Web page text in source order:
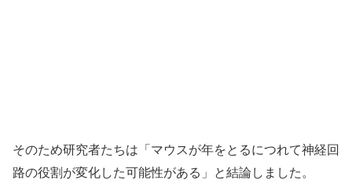
そのため研究者たちは「マウスが年をとるにつれて神経回
路の役割が変化した可能性がある」と結論しました。